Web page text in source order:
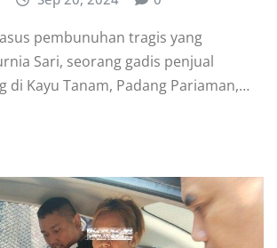
pembunuhan tragis yang
Sari, seorang gadis penjual
di Kayu Tanam, Padang Pariaman,…